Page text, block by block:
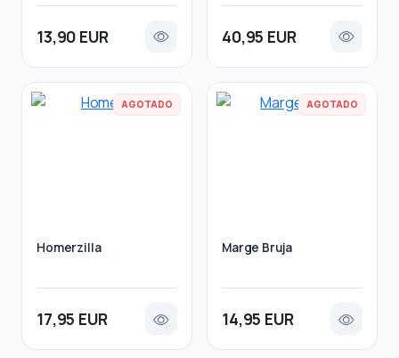
13,90 EUR 40,95 EUR
AGOTADO
Homerzilla
17,95 EUR
AGOTADO
Marge Bruja
14,95 EUR